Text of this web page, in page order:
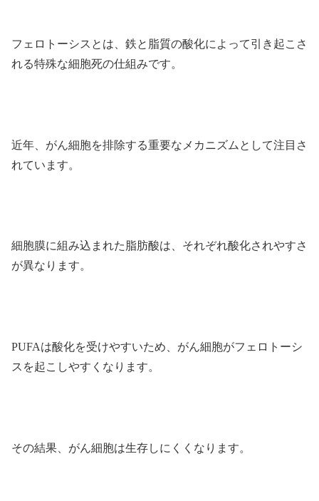
フェロトーシスとは、鉄と脂質の酸化によって引き起こさ
れる特殊な細胞死の仕組みです。
近年、がん細胞を排除する重要なメカニズムとして注目さ
れています。
細胞膜に組み込まれた脂肪酸は、それぞれ酸化されやすさ
が異なります。
PUFAは酸化を受けやすいため、がん細胞がフェロトーシ
スを起こしやすくなります。
その結果、がん細胞は生存しにくくなります。